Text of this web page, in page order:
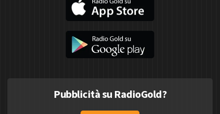
Pubblicità su RadioGold?